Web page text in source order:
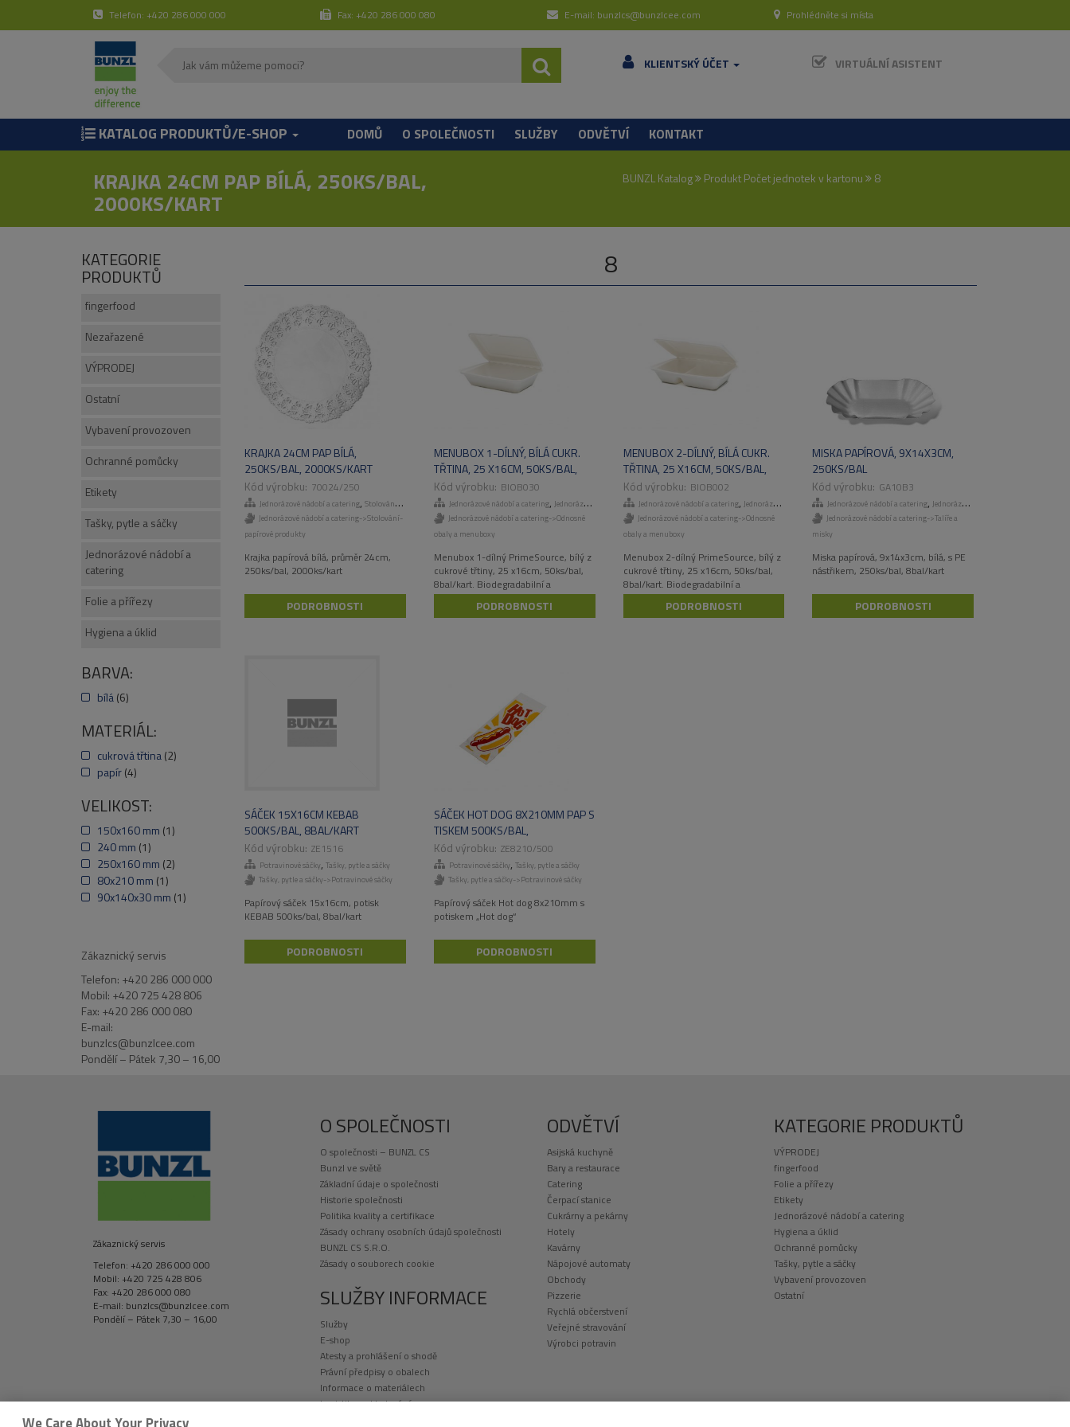
Telefon: +420 286 000 000 Fax: +420 286 000 080 E-mail: bunzlcs@bunzlcee.com Prohlédněte si místa
KLIENTSKÝ ÚČET VIRTUÁLNÍ ASISTENT
KATALOG PRODUKTŮ/E-SHOP DOMŮ O SPOLEČNOSTI SLUŽBY ODVĚTVÍ KONTAKT
KRAJKA 24CM PAP BÍLÁ, 250KS/BAL,
2000KS/KART
BUNZL Katalog Produkt Počet jednotek v kartonu 8
8
KRAJKA 24CM PAP BÍLÁ,
250KS/BAL, 2000KS/KART
70024/250
Jednorázové nádobí a catering, Stolování - papírové produkty
Jednorázové nádobí a catering->Stolování-
papírové produkty
Krajka papírová bílá, průměr 24cm,
250ks/bal, 2000ks/kart
PODROBNOSTI
MENUBOX 1-DÍLNÝ, BÍLÁ CUKR.
TŘTINA, 25 X16CM, 50KS/BAL,
8BAL/KART,PRIMESOURCE
BIOB030
Jednorázové nádobí a catering, Jednorázové talíře a misky
Jednorázové nádobí a catering->Odnosné
obaly a menuboxy
Menubox 1-dílný PrimeSource, bílý z
cukrové třtiny, 25 x16cm, 50ks/bal,
8bal/kart. Biodegradabilní a
kompostovatelný, vyrobený z
obnovitených zdrojů.
PODROBNOSTI
MENUBOX 2-DÍLNÝ, BÍLÁ CUKR.
TŘTINA, 25 X16CM, 50KS/BAL,
8BAL/KART,PRIMESOURCE
BIOB002
Jednorázové nádobí a catering, Jednorázové talíře a misky
Jednorázové nádobí a catering->Odnosné
obaly a menuboxy
Menubox 2-dílný PrimeSource, bílý z
cukrové třtiny, 25 x16cm, 50ks/bal,
8bal/kart. Biodegradabilní a
kompostovatelný, vyrobený z
obnovitených zdrojů.
PODROBNOSTI
MISKA PAPÍROVÁ, 9X14X3CM,
250KS/BAL
GA10B3
Jednorázové nádobí a catering,Jednorázové talíře a misky
Jednorázové nádobí a catering->Talíře a
misky
Miska papírová, 9x14x3cm, bílá, s PE
nástřikem, 250ks/bal, 8bal/kart
PODROBNOSTI
SÁČEK 15X16CM KEBAB
500KS/BAL, 8BAL/KART
ZE1516
Potravinové sáčky, Tašky, pytle a sáčky
Tašky, pytle a sáčky->Potravinové sáčky
Papírový sáček 15x16cm, potisk
KEBAB 500ks/bal, 8bal/kart
PODROBNOSTI
SÁČEK HOT DOG 8X210MM PAP S
TISKEM 500KS/BAL,
4000KS/KARTZE8210/500
Potravinové sáčky, Tašky, pytle a sáčky
Tašky, pytle a sáčky->Potravinové sáčky
Papírový sáček Hot dog 8x210mm s
potiskem „Hot dog“
PODROBNOSTI
KATEGORIE
PRODUKTŮ
fingerfood
Nezařazené
VÝPRODEJ
Ostatní
Vybavení provozoven
Ochranné pomůcky
Etikety
Tašky, pytle a sáčky
Jednorázové nádobí a
catering
Folie a přířezy
Hygiena a úklid
BARVA:
bílá (6)
MATERIÁL:
cukrová třtina (2)
papír (4)
VELIKOST:
150x160 mm (1)
240 mm (1)
250x160 mm (2)
80x210 mm (1)
90x140x30 mm (1)
Zákaznický servis
Telefon: +420 286 000 000
Mobil: +420 725 428 806
Fax: +420 286 000 080
E-mail:
bunzlcs@bunzlcee.com
Pondělí – Pátek 7,30 – 16,00
Zákaznický servis
Telefon: +420 286 000 000
Mobil: +420 725 428 806
Fax: +420 286 000 080
E-mail: bunzlcs@bunzlcee.com
Pondělí – Pátek 7,30 – 16,00
O SPOLEČNOSTI
O společnosti – BUNZL CS
Bunzl ve světě
Základní údaje o společnosti
Historie společnosti
Politika kvality a certifikace
Zásady ochrany osobních údajů společnosti
BUNZL CS S.R.O.
Zásady o souborech cookie
SLUŽBY INFORMACE
Služby
E-shop
Atesty a prohlášení o shodě
Právní předpisy o obalech
Informace o materiálech
Logistika a skladování
ODVĚTVÍ
Asijská kuchyně
Bary a restaurace
Catering
Čerpací stanice
Cukrárny a pekárny
Hotely
Kavárny
Nápojové automaty
Obchody
Pizzerie
Rychlá občerstvení
Veřejné stravování
Výrobci potravin
KATEGORIE PRODUKTŮ
VÝPRODEJ
fingerfood
Folie a přířezy
Etikety
Jednorázové nádobí a catering
Hygiena a úklid
Ochranné pomůcky
Tašky, pytle a sáčky
Vybavení provozoven
Ostatní